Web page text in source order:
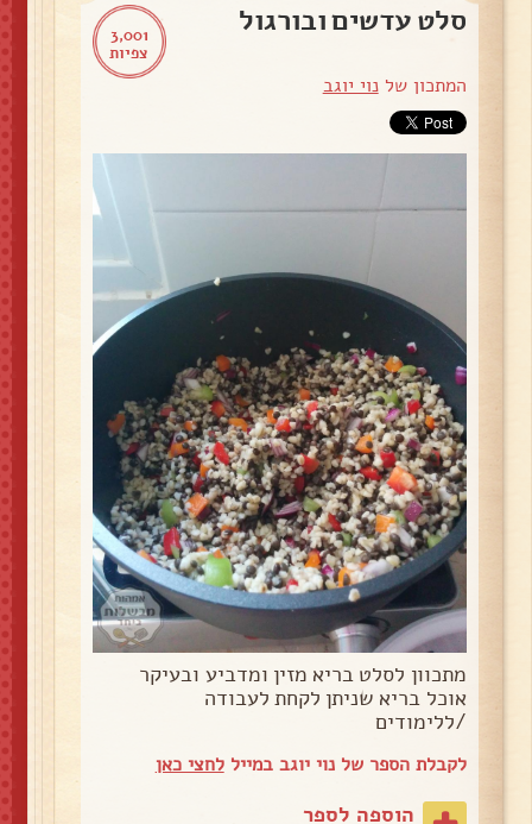
3,001
צפיות
סלט עדשים ובורגול
המתכון שלנוי יוגב
מתכוון לסלט בריא מזין ומדביע ובעיקר
אוכל בריא שניתן לקחת לעבודה
/ללימודים
לקבלת הספר של נוי יוגב במייללחצי כאן
הוספה לספר